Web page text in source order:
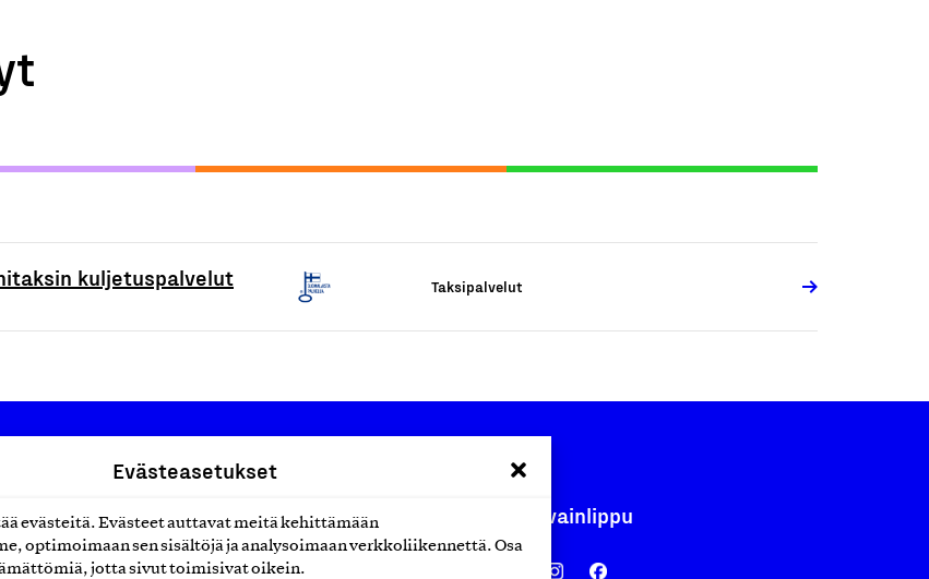
Evästeasetukset
evästeitä. Evästeet auttavat meitä kehittämään
optimoimaan sen sisältöjä ja analysoimaan verkkoliikennettä. Osa
jotta sivut toimisivat oikein.
kuljetuspalvelut Taksipalvelut
Suomalainen työ ry
Eteläranta 14,
Avainlippu